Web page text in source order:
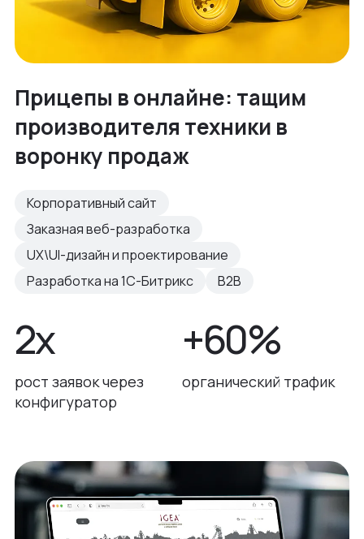
Прицепы в онлайне: тащим
производителя техники в
воронку продаж
Корпоративный сайт
Заказная веб-разработка
UX\UI-дизайн и проектирование
Разработка на 1С-Битрикс
B2B
2х
рост заявок через
конфигуратор
+60%
органический трафик